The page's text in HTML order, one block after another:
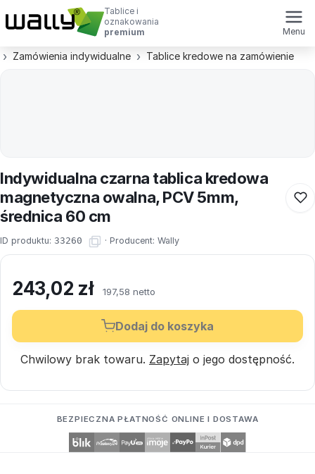
Tablice i
oznakowania
premium
Menu
Zamówienia indywidualne Tablice kredowe na zamówienie
Indywidualna czarna tablica kredowa
magnetyczna owalna, PCV 5mm,
średnica 60 cm
ID produktu: 33260 · Producent: Wally
243,02 zł 197,58 netto
Dodaj do koszyka
Chwilowy brak towaru. Zapytaj o jego dostępność.
BEZPIECZNA PŁATNOŚĆ ONLINE I DOSTAWA